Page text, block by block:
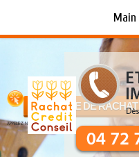
DEMANDE DE RACHAT
APPELEZ NOUS !!